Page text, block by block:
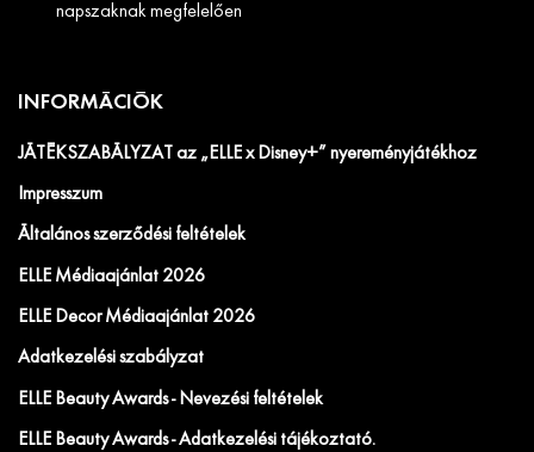
napszaknak megfelelően
INFORMÁCIÓK
JÁTÉKSZABÁLYZAT az „ELLE x Disney+” nyereményjátékhoz
Impresszum
Általános szerződési feltételek
ELLE Médiaajánlat 2026
ELLE Decor Médiaajánlat 2026
Adatkezelési szabályzat
ELLE Beauty Awards - Nevezési feltételek
ELLE Beauty Awards - Adatkezelési tájékoztató.